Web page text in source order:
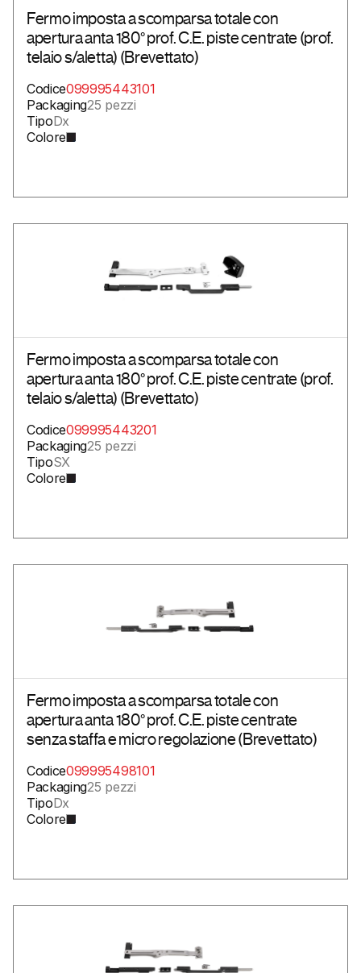
Fermo imposta a scomparsa totale con
apertura anta 180° prof. C.E. piste centrate (prof.
telaio s/aletta) (Brevettato)
Codice099995443101
Packaging25 pezzi
TipoDx
Colore
Fermo imposta a scomparsa totale con
apertura anta 180° prof. C.E. piste centrate (prof.
telaio s/aletta) (Brevettato)
Codice099995443201
Packaging25 pezzi
TipoSX
Colore
Fermo imposta a scomparsa totale con
apertura anta 180° prof. C.E. piste centrate
senza staffa e micro regolazione (Brevettato)
Codice099995498101
Packaging25 pezzi
TipoDx
Colore